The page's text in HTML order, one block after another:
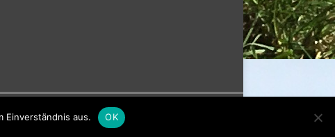
Einverständnis aus. OK